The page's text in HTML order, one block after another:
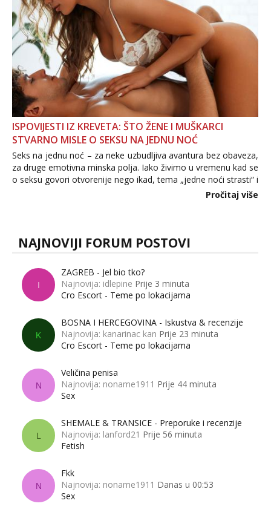
ISPOVIJESTI IZ KREVETA: ŠTO ŽENE I MUŠKARCI
STVARNO MISLE O SEKSU NA JEDNU NOĆ
Seks na jednu noć – za neke uzbudljiva avantura bez obaveza,
za druge emotivna minska polja. Iako živimo u vremenu kad se
o seksu govori otvorenije nego ikad, tema „jedne noći strasti“ i
dalje izaziva burne rasprave. Što zapravo misle žene, a što
Pročitaj više
NAJNOVIJI FORUM POSTOVI
I
ZAGREB - Jel bio tko?
Najnovija: idlepine Prije 3 minuta
Cro Escort - Teme po lokacijama
K
BOSNA I HERCEGOVINA - Iskustva & recenzije
Najnovija: kanarinac kan Prije 23 minuta
Cro Escort - Teme po lokacijama
N
Veličina penisa
Najnovija: noname1911 Prije 44 minuta
Sex
L
SHEMALE & TRANSICE - Preporuke i recenzije
Najnovija: lanford21 Prije 56 minuta
Fetish
N
Fkk
Najnovija: noname1911 Danas u 00:53
Sex